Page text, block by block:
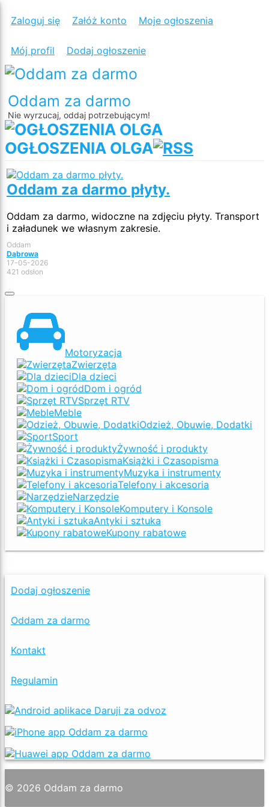
Zaloguj się Załóż konto Moje ogłoszenia
Mój profil Dodaj ogłoszenie
Oddam za darmo
Nie wyrzucaj, oddaj potrzebującym!
OGŁOSZENIA OLGA
Oddam za darmo płyty.
Oddam za darmo, widoczne na zdjęciu płyty. Transport
i załadunek we własnym zakresie.
Oddam
Dąbrowa
17-05-2026
421 odsłon
Motoryzacja
Zwierzęta
Dla dzieci
Dom i ogród
Sprzęt RTV
Meble
Odzież, Obuwie, Dodatki
Sport
Żywność i produkty
Książki i Czasopisma
Muzyka i instrumenty
Telefony i akcesoria
Narzędzie
Komputery i Konsole
Antyki i sztuka
Kupony rabatowe
Dodaj ogłoszenie
Oddam za darmo
Kontakt
Regulamin
© 2026 Oddam za darmo